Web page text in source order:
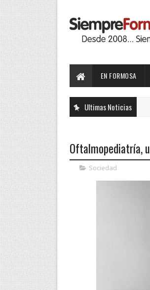
EN FORMOSA
Ultimas Noticias
Oftalmopediatría,
Sociedad